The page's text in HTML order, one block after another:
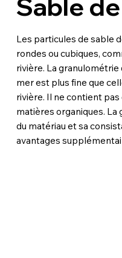
Sable
Les particules de sable
rondes ou cubiques,
rivière. La granulométrie
mer est plus fine que
rivière. Il ne contient pas
matières organiques. La
du matériau et sa
avantages